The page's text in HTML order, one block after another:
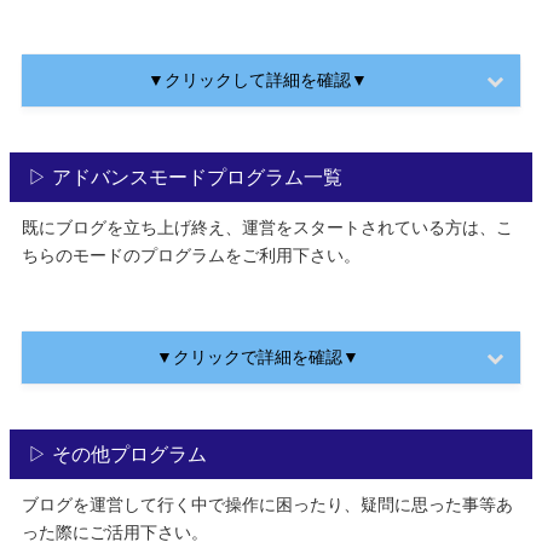
▼クリックして詳細を確認▼
▷ アドバンスモードプログラム一覧
既にブログを立ち上げ終え、運営をスタートされている方は、こ
ちらのモードのプログラムをご利用下さい。
▼クリックで詳細を確認▼
▷ その他プログラム
ブログを運営して行く中で操作に困ったり、疑問に思った事等あ
った際にご活用下さい。